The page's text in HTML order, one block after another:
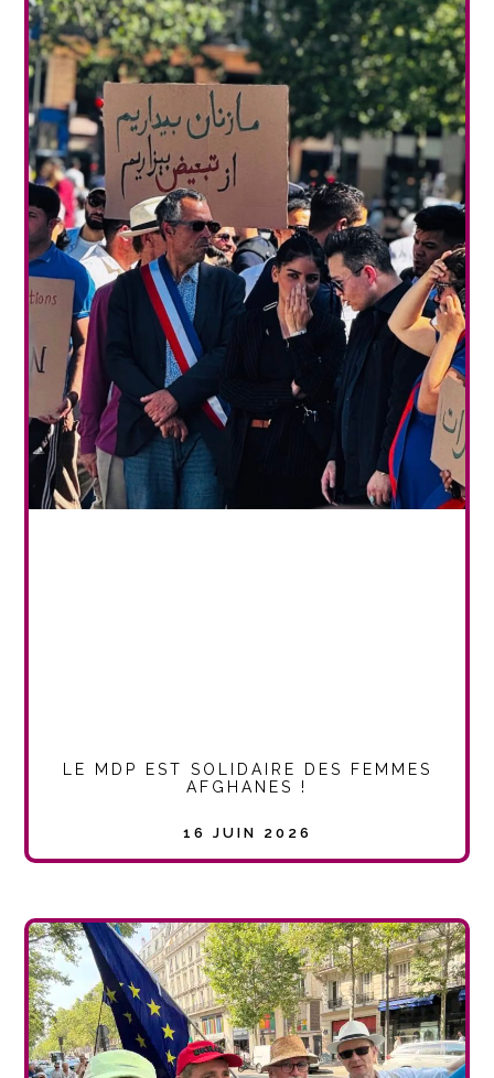
LE MDP EST SOLIDAIRE DES FEMMES
AFGHANES !
16 JUIN 2026